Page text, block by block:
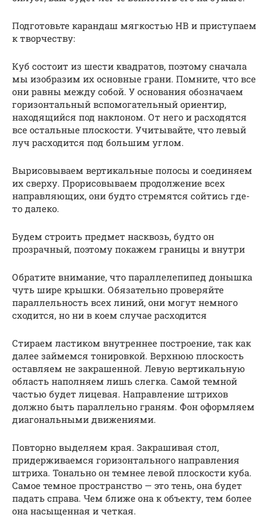
Подготовьте карандаш мягкостью HB и приступаем
к творчеству:
Куб состоит из шести квадратов, поэтому сначала
мы изобразим их основные грани. Помните, что все
они равны между собой. У основания обозначаем
горизонтальный вспомогательный ориентир,
находящийся под наклоном. От него и расходятся
все остальные плоскости. Учитывайте, что левый
луч расходится под большим углом.
Вырисовываем вертикальные полосы и соединяем
их сверху. Прорисовываем продолжение всех
направляющих, они будто стремятся сойтись где-
то далеко.
Будем строить предмет насквозь, будто он
прозрачный, поэтому покажем границы и внутри
Обратите внимание, что параллелепипед донышка
чуть шире крышки. Обязательно проверяйте
параллельность всех линий, они могут немного
сходится, но ни в коем случае расходится
Стираем ластиком внутреннее построение, так как
далее займемся тонировкой. Верхнюю плоскость
оставляем не закрашенной. Левую вертикальную
область наполняем лишь слегка. Самой темной
частью будет лицевая. Направление штрихов
должно быть параллельно граням. Фон оформляем
диагональными движениями.
Повторно выделяем края. Закрашивая стол,
придерживаемся горизонтального направления
штриха. Тонально он темнее левой плоскости куба.
Самое темное пространство — это тень, она будет
падать справа. Чем ближе она к объекту, тем более
она насыщенная и четкая.